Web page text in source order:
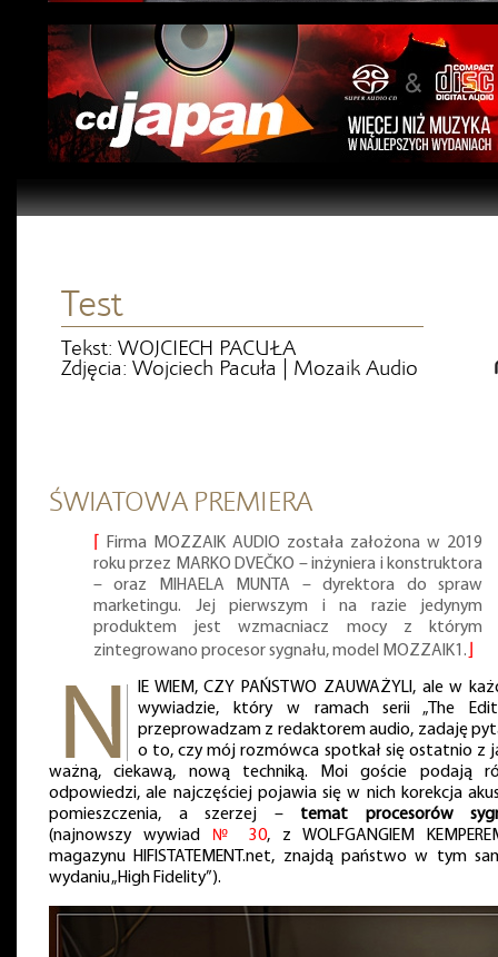
Test
Tekst: WOJCIECH PACUŁA
Zdjęcia: Wojciech Pacuła | Mozaik Audio
ŚWIATOWA PREMIERA
Firma MOZZAIK AUDIO została założona w 2019
roku przez MARKO DVEČKO – inżyniera i konstruktora
– oraz MIHAELA MUNTA – dyrektora do spraw
marketingu. Jej pierwszym i na razie jedynym
produktem jest wzmacniacz mocy z którym
zintegrowano procesor sygnału, model MOZZAIK1.
IE WIEM, CZY PAŃSTWO ZAUWAŻYLI, ale w
wywiadzie, który w ramach serii „The
przeprowadzam z redaktorem audio, zadaję
o to, czy mój rozmówca spotkał się ostatnio z
ważną, ciekawą, nową techniką. Moi goście podają
odpowiedzi, ale najczęściej pojawia się w nich korekcja
pomieszczenia, a szerzej – temat procesorów
(najnowszy wywiad № 30, z WOLFGANGIEM
magazynu HIFISTATEMENT.net, znajdą państwo w tym
wydaniu „High Fidelity”).